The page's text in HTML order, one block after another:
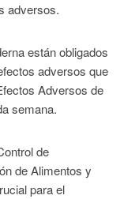
adversos.
están obligados
adversos que
Adversos de
semana.
de
de Alimentos y
para el